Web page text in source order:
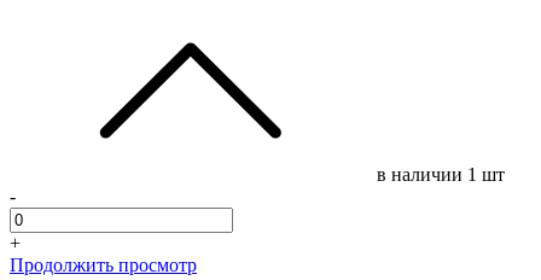
в наличии 1 шт
-
+
Продолжить просмотр